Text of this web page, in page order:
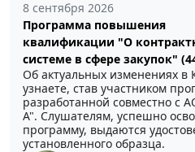
8 сентября 2026
Программа повышения
квалификации "О
системе в сфере закупок"
Об актуальных изменениях в
узнаете, став участником
разработанной совместно с
А". Слушателям, успешно
программу, выдаются
установленного образца.